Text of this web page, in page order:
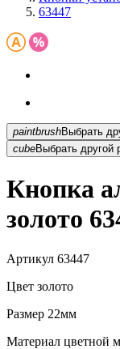
63447
paintbrush
cubeВыбрать другой
Кнопка
золото
Артикул 63447
Цвет золото
Размер 22мм
Материал цветной